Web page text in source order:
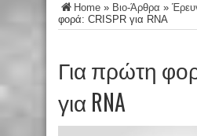
Home » Βιο-Άρθρα »
φορά: CRISPR για RNA
Για πρώτη
για RNA